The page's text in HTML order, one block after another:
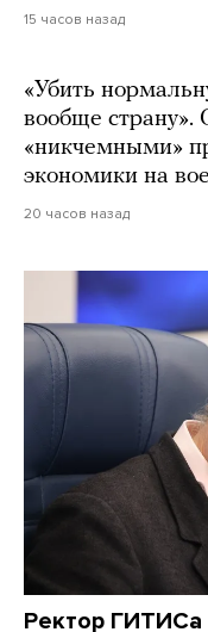
15 часов назад
«Убить
вообще страну».
«никчемными»
экономики на
20 часов назад
Ректор ГИТИСа